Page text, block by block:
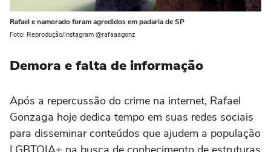
Rafael e namorado foram agredidos em padaria de SP
Foto: Reprodução/Instagram @rafaaagonz
Demora e falta de informação
Após a repercussão do crime na internet, Rafael
Gonzaga hoje dedica tempo em suas redes sociais
para disseminar conteúdos que ajudem a população